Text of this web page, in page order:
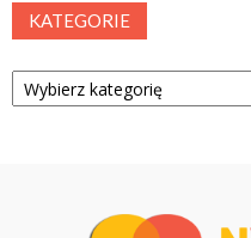
KATEGORIE
Kategorie